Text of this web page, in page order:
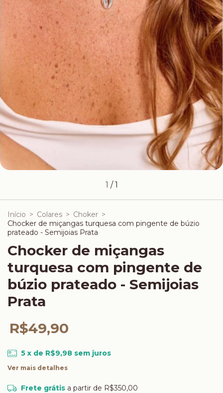
1 /1
Início > Colares > Choker >
Chocker de miçangas turquesa com pingente de búzio
prateado - Semijoias Prata
Chocker de miçangas
turquesa com pingente de
búzio prateado - Semijoias
Prata
R$49,90
5 x de R$9,98 sem juros
Ver mais detalhes
Frete grátis a partir de R$350,00